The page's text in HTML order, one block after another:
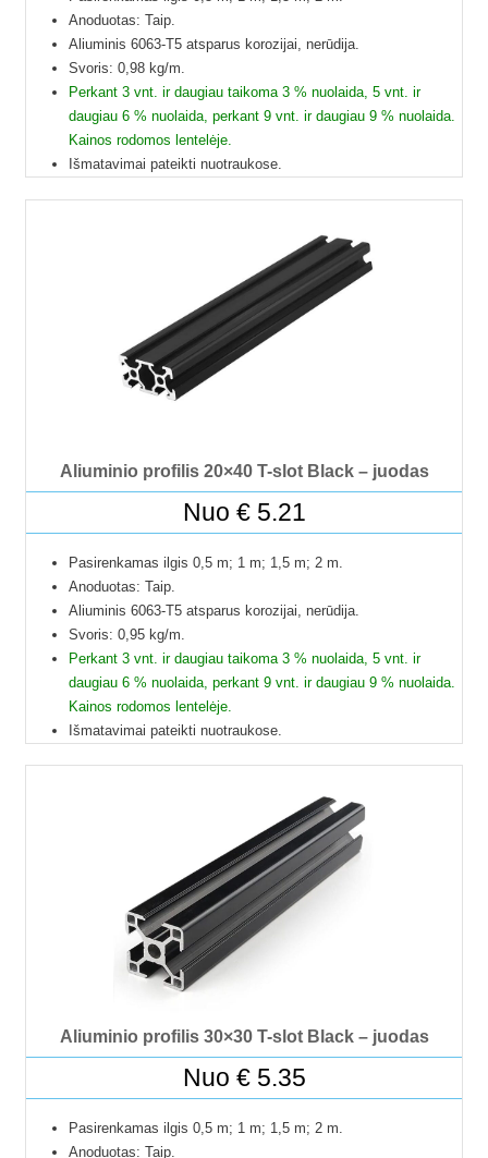
Anoduotas: Taip.
Aliuminis 6063-T5 atsparus korozijai, nerūdija.
Svoris: 0,98 kg/m.
Perkant 3 vnt. ir daugiau taikoma 3 % nuolaida, 5 vnt. ir
daugiau 6 % nuolaida, perkant 9 vnt. ir daugiau 9 % nuolaida.
Kainos rodomos lentelėje.
Išmatavimai pateikti nuotraukose.
profiliai į paštomatus netelpa, todėl juos galime pristatyti
Profilių Ilgis gali būti su 1 mm paklaida.
Dėl klausimų ir užsakymų kitokių ilgių galite kreptis el.paštu.
Kad matytumėte kainą pasirinkite ilgį.
Aliuminio profilis 20×40 T-slot Black – juodas
Nuo €5.21
Pasirenkamas ilgis 0,5 m; 1 m; 1,5 m; 2 m.
Anoduotas: Taip.
Aliuminis 6063-T5 atsparus korozijai, nerūdija.
Svoris: 0,95 kg/m.
Perkant 3 vnt. ir daugiau taikoma 3 % nuolaida, 5 vnt. ir
daugiau 6 % nuolaida, perkant 9 vnt. ir daugiau 9 % nuolaida.
Kainos rodomos lentelėje.
Išmatavimai pateikti nuotraukose.
profiliai į paštomatus netelpa, todėl juos galime pristatyti
Profilių Ilgis gali būti su 1 mm paklaida.
Dėl klausimų ir užsakymų kitokių ilgių profilių galite kreiptis
Kad matytumėte kainą pasirinkite ilgį.
Aliuminio profilis 30×30 T-slot Black – juodas
Nuo €5.35
Pasirenkamas ilgis 0,5 m; 1 m; 1,5 m; 2 m.
Anoduotas: Taip.